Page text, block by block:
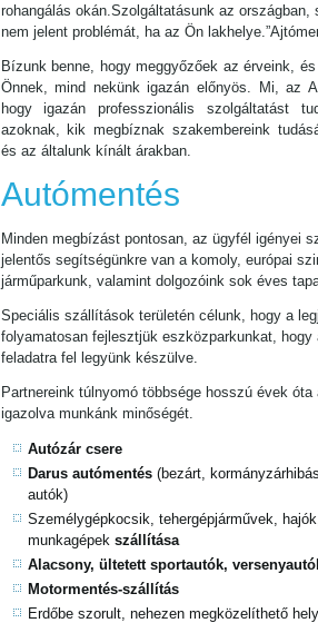
rohangálás okán.Szolgáltatásunk az
nem jelent problémát, ha az Ön
Bízunk benne, hogy meggyőzőek az érveink,
Önnek, mind nekünk igazán előnyös. Mi, az
hogy igazán professzionális szolgáltatást
azoknak, kik megbíznak szakembereink
és az általunk kínált árakban.
Autómentés
Minden megbízást pontosan, az ügyfél igényei
jelentős segítségünkre van a komoly, európai
járműparkunk, valamint dolgozóink sok éves
Speciális szállítások területén célunk, hogy a
folyamatosan fejlesztjük eszközparkunkat, hogy
feladatra fel legyünk készülve.
Partnereink túlnyomó többsége hosszú évek
igazolva munkánk minőségét.
Autózár csere
Darus autómentés (bezárt,
autók)
Személygépkocsik, tehergépjárművek,
munkagépek szállítása
Alacsony, ültetett sportautók,
Motormentés-szállítás
Erdőbe szorult, nehezen megközelíthető